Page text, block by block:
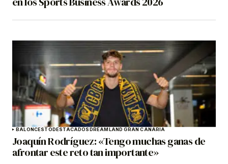
BALONCESTODESTACADOSDREAMLAND GRAN CANARIA
Joaquín Rodríguez: «Tengo muchas ganas de
afrontar este reto tan importante»